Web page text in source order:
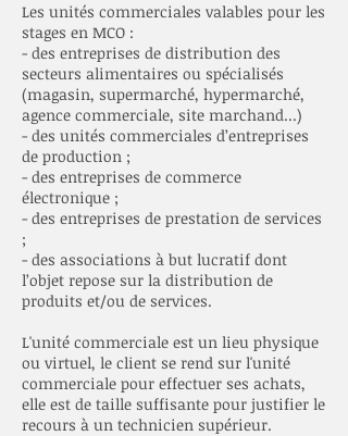
Les unités commerciales valables pour les
stages en MCO :
- des entreprises de distribution des
secteurs alimentaires ou spécialisés
(magasin, supermarché, hypermarché,
agence commerciale, site marchand...)
- des unités commerciales d’entreprises
de production ;
- des entreprises de commerce
électronique ;
- des entreprises de prestation de services
;
- des associations à but lucratif dont
l’objet repose sur la distribution de
produits et/ou de services.
L'unité commerciale est un lieu physique
ou virtuel, le client se rend sur l'unité
commerciale pour effectuer ses achats,
elle est de taille suffisante pour justifier le
recours à un technicien supérieur.